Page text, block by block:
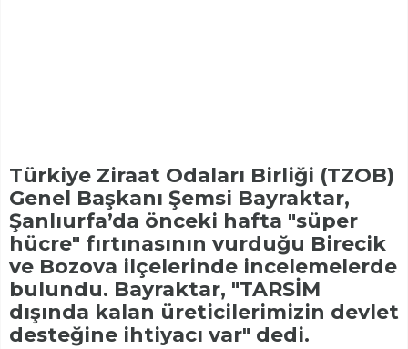
Türkiye Ziraat Odaları Birliği (TZOB)
Genel Başkanı Şemsi Bayraktar,
Şanlıurfa’da önceki hafta "süper
hücre" fırtınasının vurduğu Birecik
ve Bozova ilçelerinde incelemelerde
bulundu. Bayraktar, "TARSİM
dışında kalan üreticilerimizin devlet
desteğine ihtiyacı var" dedi.